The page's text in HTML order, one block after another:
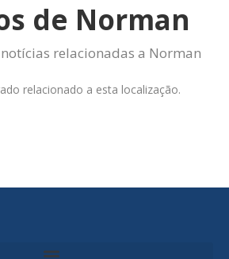
de Norman
relacionadas a Norman
relacionado a esta localização.